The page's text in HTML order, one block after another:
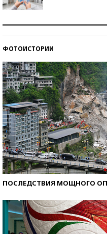
ФОТОИСТОРИИ
ПОСЛЕДСТВИЯ МОЩНОГО